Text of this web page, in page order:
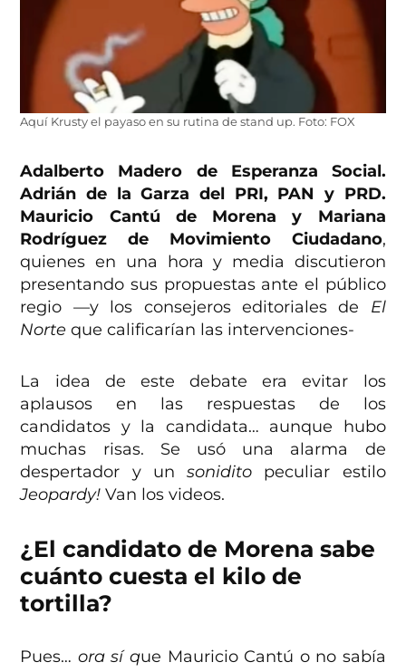
Aquí Krusty el payaso en su rutina de stand up. Foto: FOX
Adalberto Madero de Esperanza Social.
Adrián de la Garza del PRI, PAN y PRD.
Mauricio Cantú de Morena y Mariana
Rodríguez de Movimiento Ciudadano,
quienes en una hora y media discutieron
presentando sus propuestas ante el público
regio —y los consejeros editoriales de El
Norteque calificarían las intervenciones-
La idea de este debate era evitar los
aplausos en las respuestas de los
candidatos y la candidata… aunque hubo
muchas risas. Se usó una alarma de
despertador y unsonidito peculiar estilo
Jeopardy!Van los videos.
¿El candidato de Morena sabe
cuánto cuesta el kilo de
tortilla?
Pues… ora sí que Mauricio Cantú o no sabía